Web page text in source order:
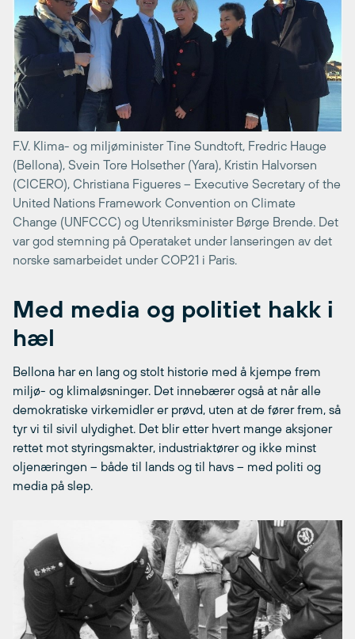
F.V. Klima- og miljøminister Tine Sundtoft, Fredric Hauge
(Bellona), Svein Tore Holsether (Yara), Kristin Halvorsen
(CICERO), Christiana Figueres – Executive Secretary of the
United Nations Framework Convention on Climate
Change (UNFCCC) og Utenriksminister Børge Brende. Det
var god stemning på Operataket under lanseringen av det
norske samarbeidet under COP21 i Paris.
Med media og politiet hakk i
hæl
Bellona har en lang og stolt historie med å kjempe frem
miljø- og klimaløsninger. Det innebærer også at når alle
demokratiske virkemidler er prøvd, uten at de fører frem, så
tyr vi til sivil ulydighet. Det blir etter hvert mange aksjoner
rettet mot styringsmakter, industriaktører og ikke minst
oljenæringen – både til lands og til havs – med politi og
media på slep.